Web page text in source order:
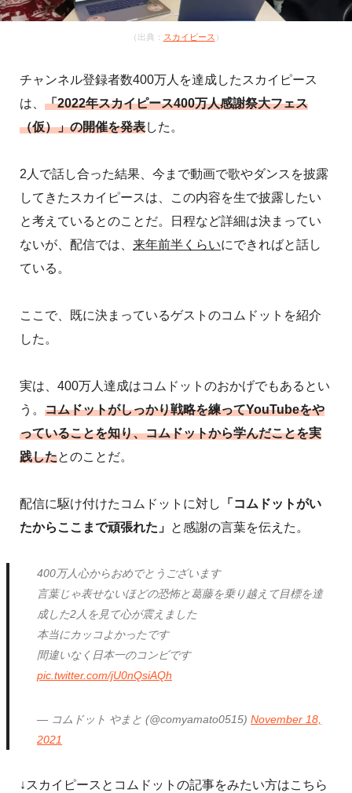
（出典： スカイピース ）
チャンネル登録者数400万人を達成したスカイピース
は、 「2022年スカイピース400万人感謝祭大フェス
（仮）」の開催を発表した。
2人で話し合った結果、今まで動画で歌やダンスを披露
してきたスカイピースは、この内容を生で披露したい
と考えているとのことだ。日程など詳細は決まってい
ないが、配信では、 来年前半くらいにできればと話し
ている。
ここで、既に決まっているゲストのコムドットを紹介
した。
実は、400万人達成はコムドットのおかげでもあるとい
う。 コムドットがしっかり戦略を練ってYouTubeをや
っていることを知り、コムドットから学んだことを実
践したとのことだ。
配信に駆け付けたコムドットに対し
「コムドットがい
たからここまで頑張れた」 と感謝の言葉を伝えた。
400万人心からおめでとうございます
言葉じゃ表せないほどの恐怖と葛藤を乗り越えて目標を達
成した2人を見て心が震えました
本当にカッコよかったです
間違いなく日本一のコンビです
pic.twitter.com/jU0nQsiAQh
— コムドット やまと (@comyamato0515)November 18,
2021
↓スカイピースとコムドットの記事をみたい方はこちら